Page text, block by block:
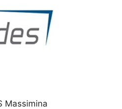
Massimina